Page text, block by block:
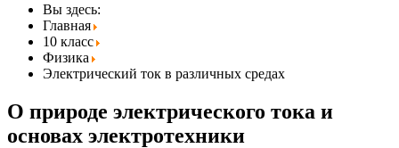
Вы здесь:
Главная
10 класс
Физика
Электрический ток в различных средах
О природе электрического тока и
основах электротехники